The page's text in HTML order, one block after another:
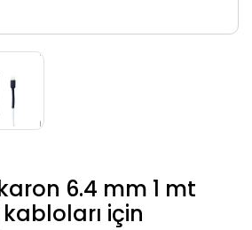
6.4 mm 1 mt
için